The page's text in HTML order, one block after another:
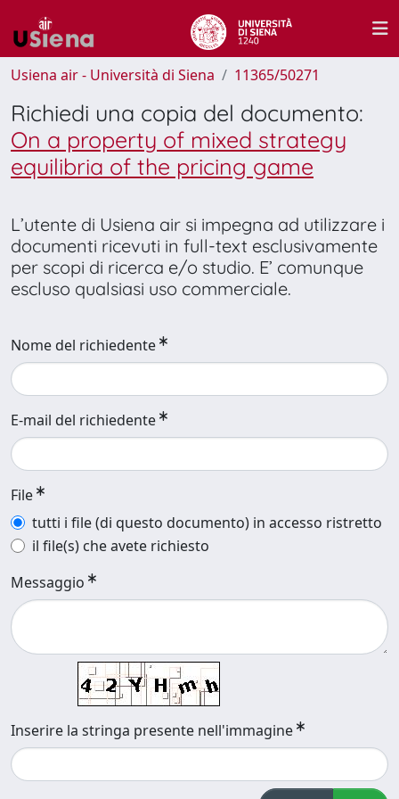
Usiena air - Università di Siena 11365/50271
Richiedi una copia del documento:
On a property of mixed strategy
equilibria of the pricing game
L’utente di Usiena air si impegna ad utilizzare i
documenti ricevuti in full-text esclusivamente
per scopi di ricerca e/o studio. E’ comunque
escluso qualsiasi uso commerciale.
Nome del richiedente
E-mail del richiedente
File
tutti i file (di questo documento) in accesso ristretto
il file(s) che avete richiesto
Messaggio
Inserire la stringa presente nell'immagine